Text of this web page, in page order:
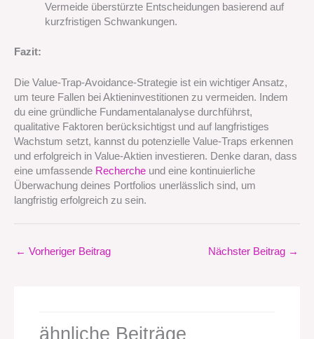
Vermeide überstürzte Entscheidungen basierend auf
kurzfristigen Schwankungen.
Fazit:
Die Value-Trap-Avoidance-Strategie ist ein wichtiger Ansatz,
um teure Fallen bei Aktieninvestitionen zu vermeiden. Indem
du eine gründliche Fundamentalanalyse durchführst,
qualitative Faktoren berücksichtigst und auf langfristiges
Wachstum setzt, kannst du potenzielle Value-Traps erkennen
und erfolgreich in Value-Aktien investieren. Denke daran, dass
eine umfassende Recherche und eine kontinuierliche
Überwachung deines Portfolios unerlässlich sind, um
langfristig erfolgreich zu sein.
← Vorheriger Beitrag Nächster Beitrag →
ähnliche Beiträge